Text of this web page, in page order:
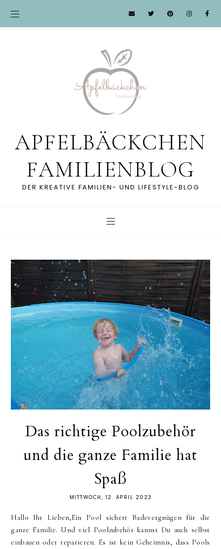
APFELBÄCKCHEN
FAMILIENBLOG
DER KREATIVE FAMILIEN- UND LIFESTYLE-BLOG
Das richtige Poolzubehör
und die ganze Familie hat
Spaß
MITTWOCH, 12. APRIL 2023
Hallo Ihr Lieben,Ein Pool sichert Badevergnügen für die
ganze Familie. Und viel Poolzubehör kannst Du auch selbst
einbauen oder reparieren. Es ist kein Geheimnis, dass Pools